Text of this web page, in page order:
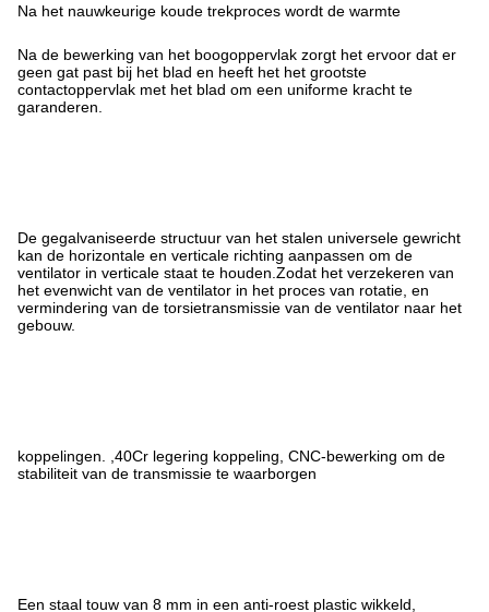
Na het nauwkeurige koude trekproces wordt de warmte
Na de bewerking van het boogoppervlak zorgt het ervoor dat er
geen gat past bij het blad en heeft het het grootste
contactoppervlak met het blad om een uniforme kracht te
garanderen.
De gegalvaniseerde structuur van het stalen universele gewricht
kan de horizontale en verticale richting aanpassen om de
ventilator in verticale staat te houden.Zodat het verzekeren van
het evenwicht van de ventilator in het proces van rotatie, en
vermindering van de torsietransmissie van de ventilator naar het
gebouw.
koppelingen. ,40Cr legering koppeling, CNC-bewerking om de
stabiliteit van de transmissie te waarborgen
Een staal touw van 8 mm in een anti-roest plastic wikkeld,